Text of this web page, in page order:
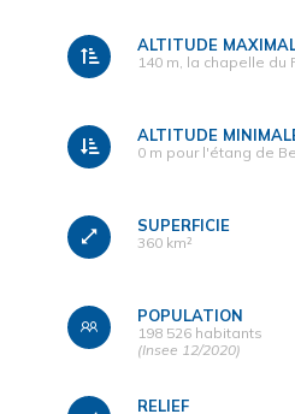
ALTITUDE
140 m, la chapelle du
ALTITUDE
0 m pour l'étang de
SUPERFICIE
360 km²
POPULATION
198 526 habitants
(Insee 12/2020)
RELIEF